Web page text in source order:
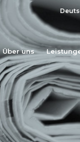
Über uns